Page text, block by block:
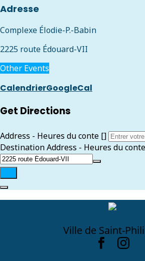
Adresse
Complexe Élodie-P.-Babin
2225 route Édouard-VII
Other Events
CalendrierGoogleCal
Get Directions
Address - Heures du conte []
Destination Address - Heures du
Ville de Saint-